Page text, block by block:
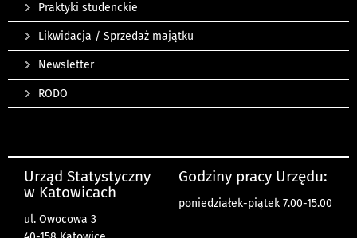
Praktyki studenckie
Likwidacja / Sprzedaż majątku
Newsletter
RODO
Urząd Statystyczny
w Katowicach
ul. Owocowa 3
Godziny pracy Urzędu:
poniedziałek-piątek 7.00-15.00